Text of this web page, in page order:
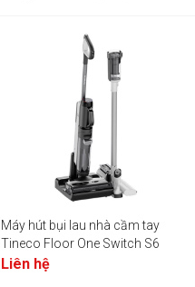
Máy hút bụi lau nhà cầm tay
Tineco Floor One Switch S6
(QT)
Liên hệ